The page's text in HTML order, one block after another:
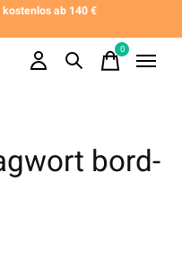
ab 140 €
0items
bord-